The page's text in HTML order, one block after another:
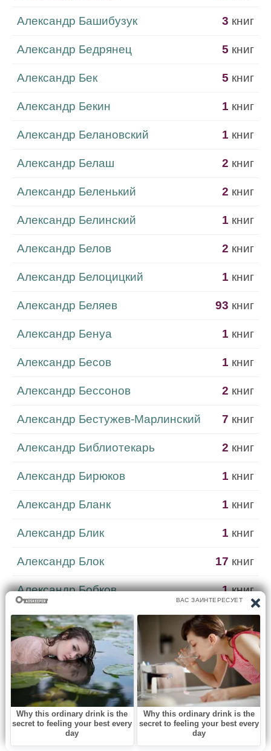
Александр Башибузук 3 книг
Александр Бедрянец 5 книг
Александр Бек 5 книг
Александр Бекин 1 книг
Александр Белановский 1 книг
Александр Белаш 2 книг
Александр Беленький 2 книг
Александр Белинский 1 книг
Александр Белов 2 книг
Александр Белоцицкий 1 книг
Александр Беляев 93 книг
Александр Бенуа 1 книг
Александр Бесов 1 книг
Александр Бессонов 2 книг
Александр Бестужев-Марлинский 7 книг
Александр Библиотекарь 2 книг
Александр Бирюков 1 книг
Александр Бланк 1 книг
Александр Блик 1 книг
Александр Блок 17 книг
Александр Бобков 1 книг
Александр Бобров 1 книг
Александр Бовин 1 книг
Александр Богатырёв 1 книг
Александр Богданов 2 книг
Александр Больных